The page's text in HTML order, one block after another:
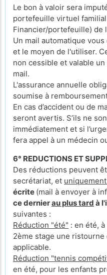
Le bon à valoir sera
portefeuille virtuel
Financier/portefeuille) de
Un mail automatique
et le moyen de l'utiliser.
non cessible et valable
mail.
L'assurance annuelle
soumise à
En cas d’accident ou de
seront avertis. S’ils ne
immédiatement et si
fera appel à un médecin
6° REDUCTIONS ET
Des réductions peuvent
secrétariat, et
écrite (mail à envoyer à
ce dernierau plus tard à
suivantes :
Réduction "été" : en été,
2ème stage une
applicable.
Réduction "tennis
en été, pour les enfants